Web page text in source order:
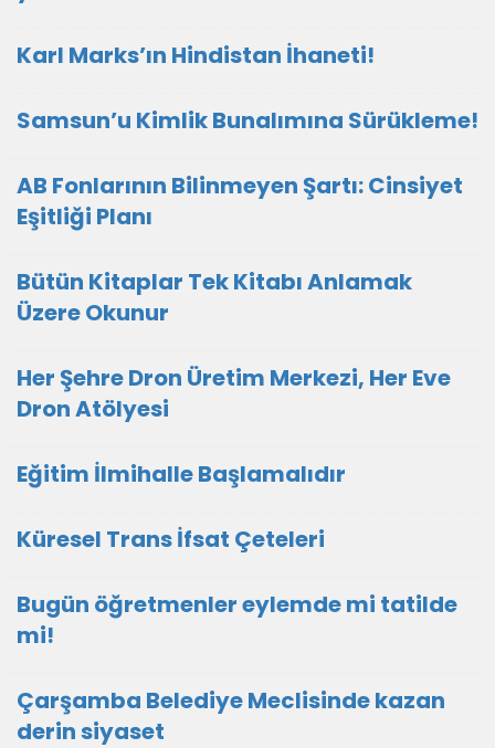
Karl Marks’ın Hindistan İhaneti!
Samsun’u Kimlik Bunalımına Sürükleme!
AB Fonlarının Bilinmeyen Şartı: Cinsiyet
Eşitliği Planı
Bütün Kitaplar Tek Kitabı Anlamak
Üzere Okunur
Her Şehre Dron Üretim Merkezi, Her Eve
Dron Atölyesi
Eğitim İlmihalle Başlamalıdır
Küresel Trans İfsat Çeteleri
Bugün öğretmenler eylemde mi tatilde
mi!
Çarşamba Belediye Meclisinde kazan
derin siyaset